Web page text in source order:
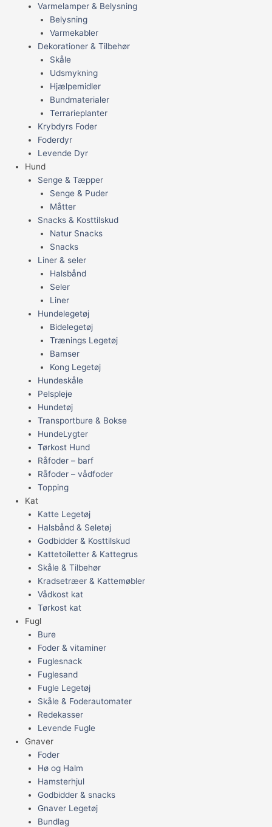
Varmelamper & Belysning
Belysning
Varmekabler
Dekorationer & Tilbehør
Skåle
Udsmykning
Hjælpemidler
Bundmaterialer
Terrarieplanter
Krybdyrs Foder
Foderdyr
Levende Dyr
Hund
Senge & Tæpper
Senge & Puder
Måtter
Snacks & Kosttilskud
Natur Snacks
Snacks
Liner & seler
Halsbånd
Seler
Liner
Hundelegetøj
Bidelegetøj
Trænings Legetøj
Bamser
Kong Legetøj
Hundeskåle
Pelspleje
Hundetøj
Transportbure & Bokse
HundeLygter
Tørkost Hund
Råfoder – barf
Råfoder – vådfoder
Topping
Kat
Katte Legetøj
Halsbånd & Seletøj
Godbidder & Kosttilskud
Kattetoiletter & Kattegrus
Skåle & Tilbehør
Kradsetræer & Kattemøbler
Vådkost kat
Tørkost kat
Fugl
Bure
Foder & vitaminer
Fuglesnack
Fuglesand
Fugle Legetøj
Skåle & Foderautomater
Redekasser
Levende Fugle
Gnaver
Foder
Hø og Halm
Hamsterhjul
Godbidder & snacks
Gnaver Legetøj
Bundlag